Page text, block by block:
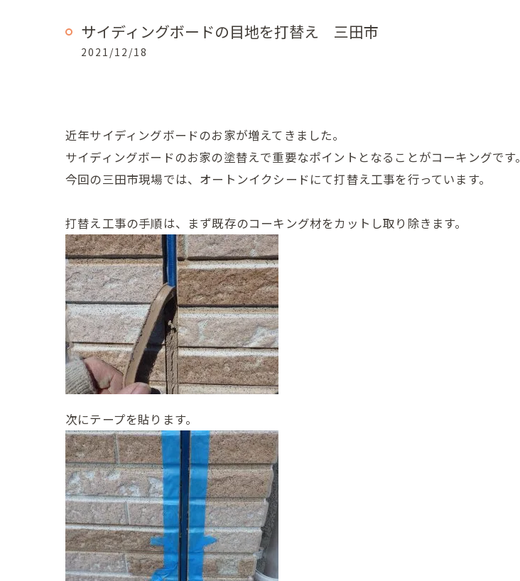
サイディングボードの目地を打替え 三田市
2021/12/18
近年サイディングボードのお家が増えてきました。
サイディングボードのお家の塗替えで重要なポイントとなることがコーキングです。
今回の三田市現場では、オートンイクシードにて打替え工事を行っています。
打替え工事の手順は、まず既存のコーキング材をカットし取り除きます。
次にテープを貼ります。